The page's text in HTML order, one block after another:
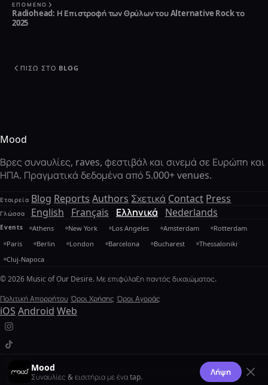
ΕΠΌΜΕΝΟ
Radiohead: Η Επιστροφή των Θρύλων του Alternative Rock το
2025
ΠΊΣΩ ΣΤΟ BLOG
Mood
Βρες συναυλίες, raves, φεστιβάλ και σινεμά σε Ευρώπη και
ΗΠΑ. Πραγματικά δεδομένα από 5.000+ venues.
Εταιρεία Blog Reports Authors Σχετικά Contact Press
Γλώσσα English Français Ελληνικά Nederlands
Events Athens New York Los Angeles Amsterdam
Rotterdam
Paris
Berlin London Barcelona Bucharest
Thessaloniki
Cluj-Napoca
© 2026 Music of Our Desire. Με επιφύλαξη παντός δικαιώματος.
Πολιτική Απορρήτου Όροι Χρήσης Όροι Αγοράς
iOS Android Web
Mood
Συναυλίες & εισιτήρια με ένα tap. Λήψη